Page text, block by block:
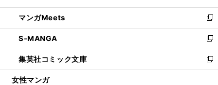
開
く
ウ
で
開
く
ン
ド
ウ
で
開
く
ウ
ィ
ン
ド
ウ
で
開
し
い
ウ
ィ
ン
ド
ウ
マンガMeets
新
し
い
ウ
ィ
ン
S-MANGA
新
し
い
ウ
集英社コミック文庫
新
し
女性マンガ